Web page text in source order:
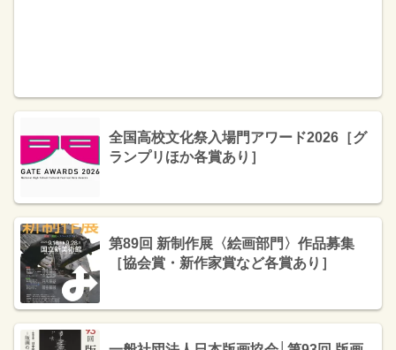
全国高校文化祭入場門アワード2026［グ
ランプリほか各賞あり］
第89回 新制作展〈絵画部門〉作品募集
［協会賞・新作家賞など各賞あり］